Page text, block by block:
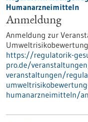
Humanarzneimitteln
Anmeldung
Anmeldung zur
https://regulatorik-
pro.de/
veranstaltungen/
humanarzneimitteln/